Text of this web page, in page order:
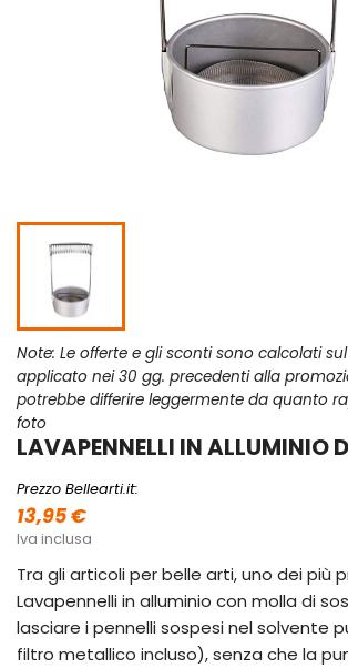
Note: Le offerte e gli sconti sono calcolati
applicato nei 30 gg. precedenti alla
potrebbe differire leggermente da quanto
foto
LAVAPENNELLI IN ALLUMINIO
Prezzo Bellearti.it:
13,95 €
Iva inclusa
Tra gli articoli per belle arti, uno dei più
Lavapennelli in alluminio con molla di
lasciare i pennelli sospesi nel solvente
filtro metallico incluso), senza che la